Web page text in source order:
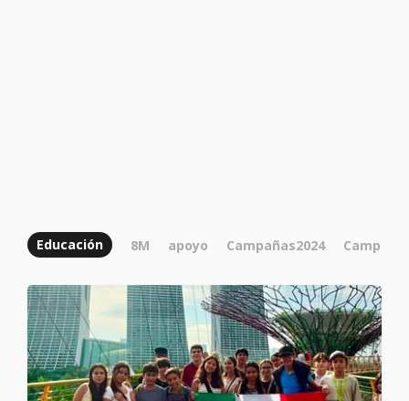
Educación 8M apoyo Campañas2024 Campo